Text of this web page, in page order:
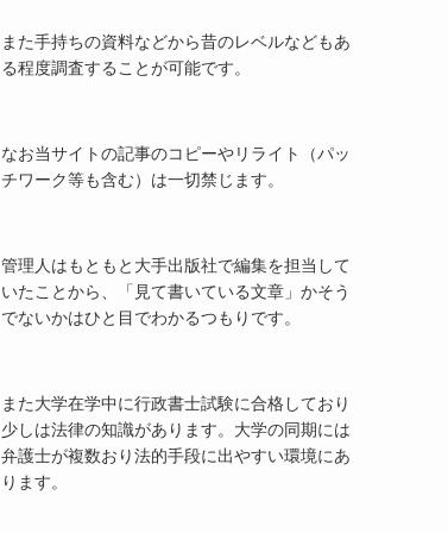
また手持ちの資料などから昔のレベルなどもあ
る程度調査することが可能です。
なお当サイトの記事のコピーやリライト（パッ
チワーク等も含む）は一切禁じます。
管理人はもともと大手出版社で編集を担当して
いたことから、「見て書いている文章」かそう
でないかはひと目でわかるつもりです。
また大学在学中に行政書士試験に合格しており
少しは法律の知識があります。大学の同期には
弁護士が複数おり法的手段に出やすい環境にあ
ります。